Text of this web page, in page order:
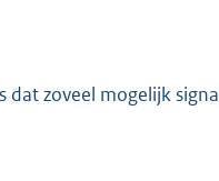
:
dat zoveel mogelijk